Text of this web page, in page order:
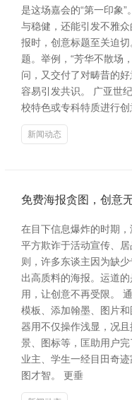
是这场嘉会的“第一印象
与稳健，还能引发不雅
报时，创意标题至关迫
题。举例，“芳华不散场
问，又交付了对畴昔的
容易引发共识。 广亚世
校特色或专科特质进行
新闻动态
免费海报贪图，创意
在目下信息爆炸的时期
平方欺诈于活动宣传、
则，许多东谈主因为缺
出高质料的海报。运道
用，让创意不再受限。
模板、添加翰墨、图片
器用不仅操作浅显，况
景、图标等，匡助用户
业主、学生一经目田奇
图才智。 更垂